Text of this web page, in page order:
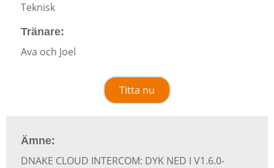
Teknisk
Tränare:
Ava och Joel
Titta nu
Ämne:
DNAKE CLOUD INTERCOM: DYK NED I V1.6.0-